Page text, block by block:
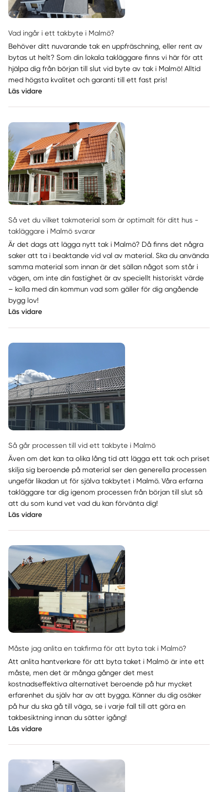
Vad ingår i ett takbyte i Malmö?
Behöver ditt nuvarande tak en uppfräschning, eller rent av
bytas ut helt? Som din lokala takläggare finns vi här för att
hjälpa dig från början till slut vid byte av tak i Malmö! Alltid
med högsta kvalitet och garanti till ett fast pris!
Läs vidare
Så vet du vilket takmaterial som är optimalt för ditt hus -
takläggare i Malmö svarar
Är det dags att lägga nytt tak i Malmö? Då finns det några
saker att ta i beaktande vid val av material. Ska du använda
samma material som innan är det sällan något som står i
vägen, om inte din fastighet är av speciellt historiskt värde
– kolla med din kommun vad som gäller för dig angående
bygg lov!
Läs vidare
Så går processen till vid ett takbyte i Malmö
Även om det kan ta olika lång tid att lägga ett tak och priset
skilja sig beroende på material ser den generella processen
ungefär likadan ut för själva takbytet i Malmö. Våra erfarna
takläggare tar dig igenom processen från början till slut så
att du som kund vet vad du kan förvänta dig!
Läs vidare
Måste jag anlita en takfirma för att byta tak i Malmö?
Att anlita hantverkare för att byta taket i Malmö är inte ett
måste, men det är många gånger det mest
kostnadseffektiva alternativet beroende på hur mycket
erfarenhet du själv har av att bygga. Känner du dig osäker
på hur du ska gå till väga, se i varje fall till att göra en
takbesiktning innan du sätter igång!
Läs vidare